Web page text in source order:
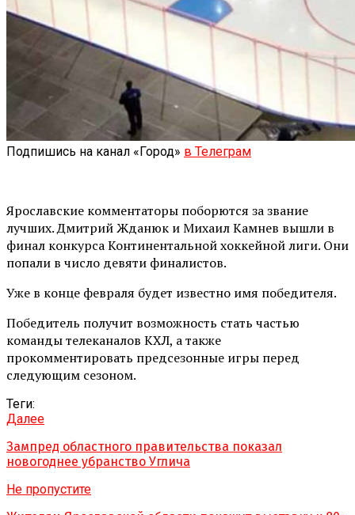
Подпишись на канал «Город» в Телеграм
Ярославские комментаторы поборются за звание
лучших. Дмитрий Жданюк и Михаил Камнев вышли в
финал конкурса Континентальной хоккейной лиги. Они
попали в число девяти финалистов.
Уже в конце февраля будет известно имя победителя.
Победитель получит возможность стать частью
команды телеканалов КХЛ, а также
прокомментировать предсезонные игры перед
следующим сезоном.
Теги:
Далее
Зампред областного правительства показал
новогоднее убранство Углича
Не пропустите